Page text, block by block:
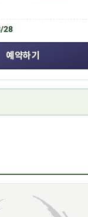
28
예약하기